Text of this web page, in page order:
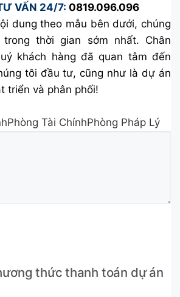
VẤN 24/7: 0819.096.096
dung theo mẫu bên dưới, chúng
thời gian sớm nhất. Chân
khách hàng đã quan tâm đến
tôi đầu tư, cũng như là dự án
triển và phân phối!
Tài ChínhPhòng Pháp Lý
thức thanh toán dự án